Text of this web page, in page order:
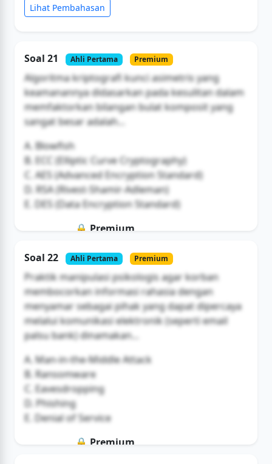
Lihat Pembahasan
Soal 21 Ahli Pertama Premium
Algoritma kriptografi kunci asimetris yang
keamanannya didasarkan pada kesulitan dalam
memfaktorkan bilangan bulat komposit yang
sangat besar adalah...
A. Blowfish
B. ECC (Elliptic Curve Cryptography)
C. AES (Advanced Encryption Standard)
D. RSA (Rivest-Shamir-Adleman)
E. DES (Data Encryption Standard)
🔒 Premium
Buka Akses
Soal 22 Ahli Pertama Premium
Praktik manipulasi psikologis agar korban
membocorkan informasi rahasia dengan
menyamar sebagai pihak yang dapat dipercaya
melalui komunikasi elektronik (seperti email
palsu bank) dinamakan...
A. Man-in-the-Middle Attack
B. Ransomware
C. Eavesdropping
D. Phishing
E. Denial of Service
🔒 Premium